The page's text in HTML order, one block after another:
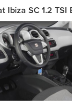
Ibiza SC 1.2